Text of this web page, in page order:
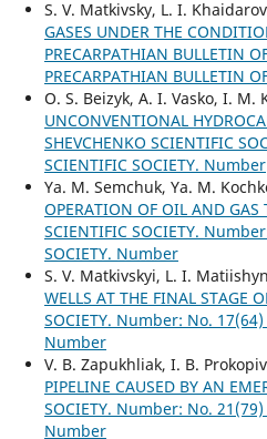
S. V. Matkivsky, L. I.
GASES UNDER THE
PRECARPATHIAN BULLETIN
PRECARPATHIAN BULLETIN
O. S. Beizyk, A. I. Vasko, I. M.
UNCONVENTIONAL
SHEVCHENKO SCIENTIFIC
SCIENTIFIC SOCIETY. Number
Ya. M. Semchuk, Ya. M.
OPERATION OF OIL AND GAS
SCIENTIFIC SOCIETY.
SOCIETY. Number
S. V. Matkivskyі, L. I.
WELLS AT THE FINAL STAGE
SOCIETY. Number: No. 17(64)
Number
V. B. Zapukhliak, I. В.
PIPELINE CAUSED BY AN
SOCIETY. Number: No. 21(79)
Number